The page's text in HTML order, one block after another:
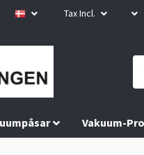
Tax Incl.
Vakuum-